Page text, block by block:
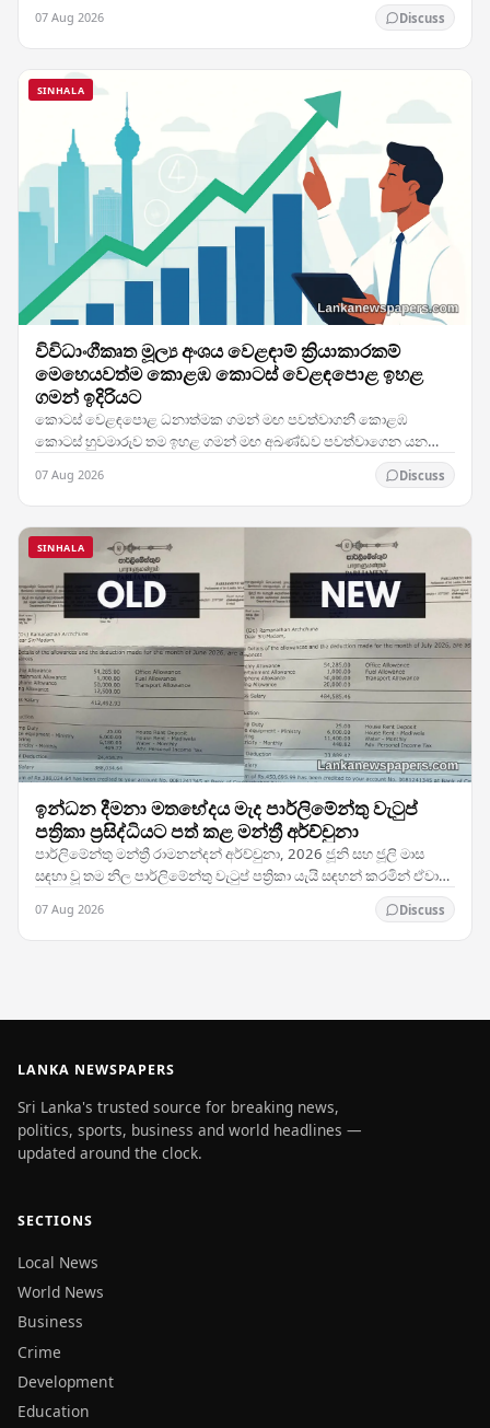
07 Aug 2026 Discuss
SINHALA
විවිධාංගීකෘත මූල්‍ය අංශය වෙළඳාම් ක්‍රියාකාරකම්
මෙහෙයවත්ම කොළඹ කොටස් වෙළඳපොළ ඉහළ
ගමන් ඉදිරියට
කොටස් වෙළඳපොළ ධනාත්මක ගමන් මඟ පවත්වාගනී කොළඹ
කොටස් හුවමාරුව තම ඉහළ ගමන් මඟ අඛණ්ඩව පවත්වාගෙන යන
අතර, නවතම වෙළඳාම් සැසිය තුළ සමස්ත පිරිවැටුම මෙහෙයවන
ප්‍රධාන…
07 Aug 2026 Discuss
SINHALA
ඉන්ධන දීමනා මතභේදය මැද පාර්ලිමේන්තු වැටුප්
පත්‍රිකා ප්‍රසිද්ධියට පත් කළ මන්ත්‍රී අර්ච්චුනා
පාර්ලිමේන්තු මන්ත්‍රී රාමනන්දන් අර්ච්චුනා, 2026 ජූනි සහ ජූලි මාස
සඳහා වූ තම නිල පාර්ලිමේන්තු වැටුප් පත්‍රිකා යැයි සඳහන් කරමින් ඒවා
07 Aug 2026 Discuss
LANKA NEWSPAPERS
Sri Lanka's trusted source for breaking news,
politics, sports, business and world headlines —
updated around the clock.
SECTIONS
Local News
World News
Business
Crime
Development
Education